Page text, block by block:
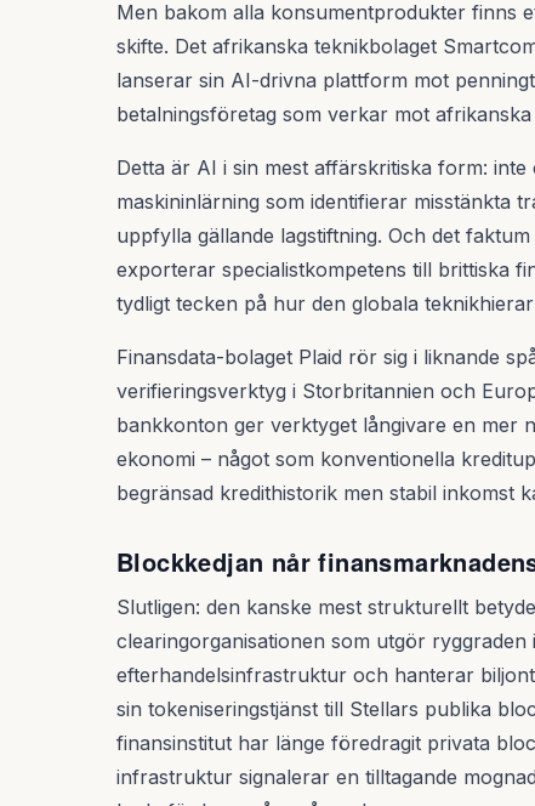
Men bakom alla konsumentprodukter finns
skifte. Det afrikanska teknikbolaget
lanserar sin AI-drivna plattform mot
betalningsföretag som verkar mot
Detta är AI i sin mest affärskritiska form:
maskininlärning som identifierar misstänkta
uppfylla gällande lagstiftning. Och det
exporterar specialistkompetens till brittiska
tydligt tecken på hur den globala
Finansdata-bolaget Plaid rör sig i liknande
verifieringsverktyg i Storbritannien och
bankkonton ger verktyget långivare en mer
ekonomi – något som konventionella
begränsad kredithistorik men stabil inkomst
Blockkedjan når
Slutligen: den kanske mest strukturellt
clearingorganisationen som utgör
efterhandelsinfrastruktur och hanterar
sin tokeniseringstjänst till Stellars publika
finansinstitut har länge föredragit privata
infrastruktur signalerar en tilltagande